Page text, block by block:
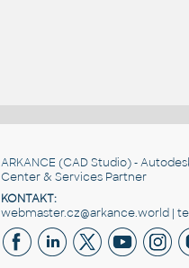
ARKANCE (CAD Studio) -
Center & Services Partner
KONTAKT:
webmaster.cz@arkance.world | tel.